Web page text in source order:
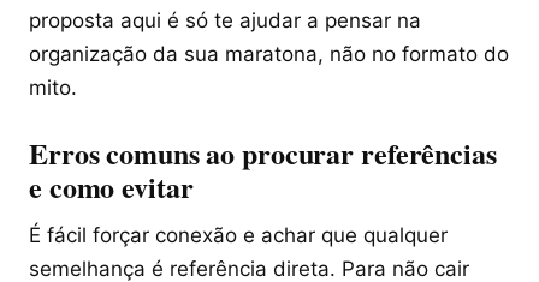
proposta aqui é só te ajudar a pensar na
organização da sua maratona, não no formato do
mito.
Erros comuns ao procurar referências
e como evitar
É fácil forçar conexão e achar que qualquer
semelhança é referência direta. Para não cair